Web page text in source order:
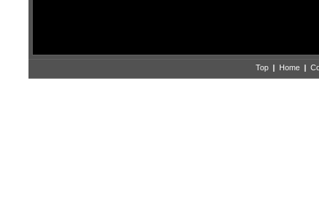
Top | Home |